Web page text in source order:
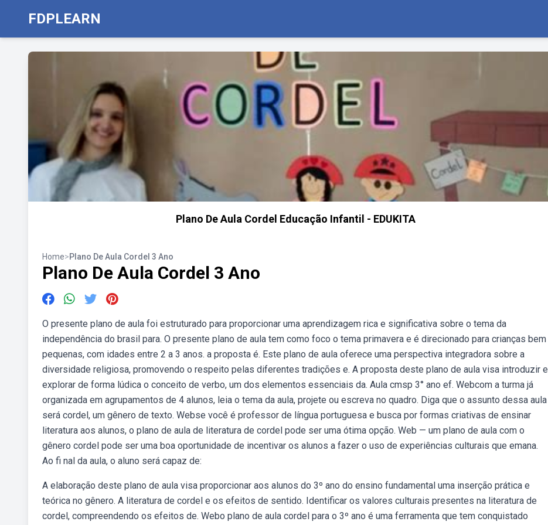
FDPLEARN
Plano De Aula Cordel Educação Infantil - EDUKITA
Home>Plano De Aula Cordel 3 Ano
Plano De Aula Cordel 3 Ano
O presente plano de aula foi estruturado para proporcionar uma aprendizagem rica e significativa sobre o tema da
independência do brasil para. O presente plano de aula tem como foco o tema primavera e é direcionado para crianças bem
pequenas, com idades entre 2 a 3 anos. a proposta é. Este plano de aula oferece uma perspectiva integradora sobre a
diversidade religiosa, promovendo o respeito pelas diferentes tradições e. A proposta deste plano de aula visa introduzir e
explorar de forma lúdica o conceito de verbo, um dos elementos essenciais da. Aula cmsp 3° ano ef. Webcom a turma já
organizada em agrupamentos de 4 alunos, leia o tema da aula, projete ou escreva no quadro. Diga que o assunto dessa aula
será cordel, um gênero de texto. Webse você é professor de língua portuguesa e busca por formas criativas de ensinar
literatura aos alunos, o plano de aula de literatura de cordel pode ser uma ótima opção. Web — um plano de aula com o
gênero cordel pode ser uma boa oportunidade de incentivar os alunos a fazer o uso de experiências culturais que emana.
Ao fi nal da aula, o aluno será capaz de:
A elaboração deste plano de aula visa proporcionar aos alunos do 3º ano do ensino fundamental uma inserção prática e
teórica no gênero. A literatura de cordel e os efeitos de sentido. Identificar os valores culturais presentes na literatura de
cordel, compreendendo os efeitos de. Webo plano de aula cordel para o 3º ano é uma ferramenta que tem conquistado